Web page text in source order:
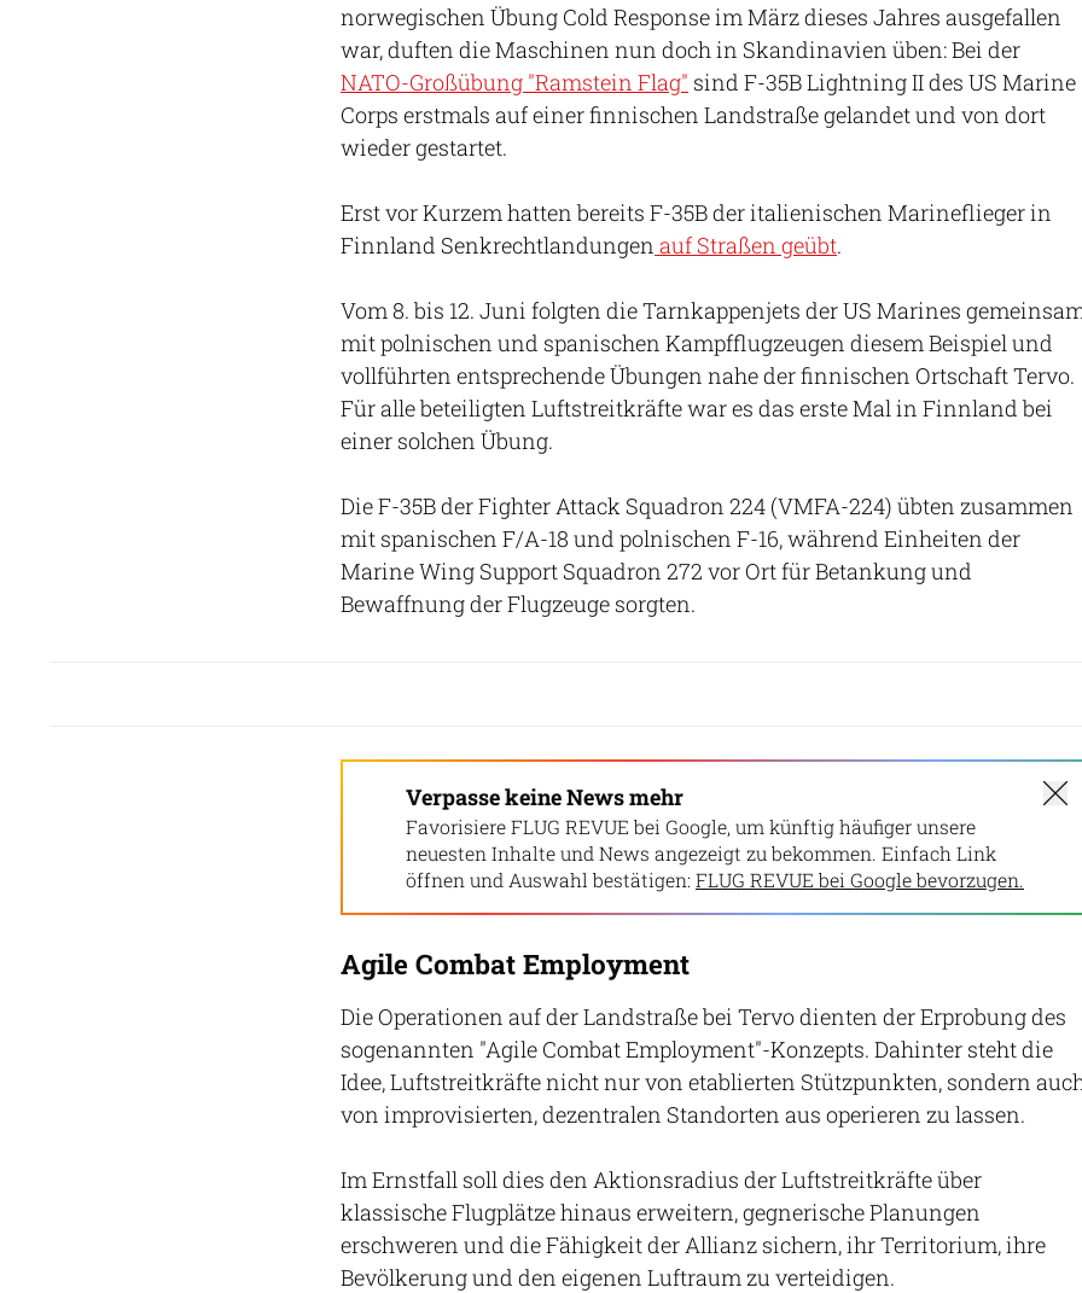
norwegischen Übung Cold Response im März dieses Jahres ausgefallen
war, duften die Maschinen nun doch in Skandinavien üben: Bei der
NATO-Großübung "Ramstein Flag" sind F-35B Lightning II des US Marine
Corps erstmals auf einer finnischen Landstraße gelandet und von dort
wieder gestartet.
Erst vor Kurzem hatten bereits F-35B der italienischen Marineflieger in
Finnland Senkrechtlandungen auf Straßen geübt.
Vom 8. bis 12. Juni folgten die Tarnkappenjets der US Marines
mit polnischen und spanischen Kampfflugzeugen diesem Beispiel und
vollführten entsprechende Übungen nahe der finnischen Ortschaft Tervo.
Für alle beteiligten Luftstreitkräfte war es das erste Mal in Finnland bei
einer solchen Übung.
Die F-35B der Fighter Attack Squadron 224 (VMFA-224) übten zusammen
mit spanischen F/A-18 und polnischen F-16, während Einheiten der
Marine Wing Support Squadron 272 vor Ort für Betankung und
Bewaffnung der Flugzeuge sorgten.
Verpasse keine News mehr
Favorisiere FLUG REVUE bei Google, um künftig häufiger unsere
neuesten Inhalte und News angezeigt zu bekommen. Einfach Link
öffnen und Auswahl bestätigen: FLUG REVUE bei Google bevorzugen.
Agile Combat Employment
Die Operationen auf der Landstraße bei Tervo dienten der Erprobung des
sogenannten "Agile Combat Employment"-Konzepts. Dahinter steht die
Idee, Luftstreitkräfte nicht nur von etablierten Stützpunkten, sondern
von improvisierten, dezentralen Standorten aus operieren zu lassen.
Im Ernstfall soll dies den Aktionsradius der Luftstreitkräfte über
klassische Flugplätze hinaus erweitern, gegnerische Planungen
erschweren und die Fähigkeit der Allianz sichern, ihr Territorium, ihre
Bevölkerung und den eigenen Luftraum zu verteidigen.